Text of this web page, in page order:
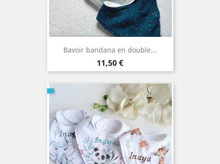
Bavoir bandana en double...
Prix
11,50 €